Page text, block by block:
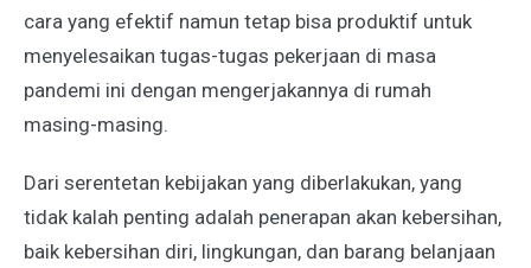
cara yang efektif namun tetap bisa produktif untuk
menyelesaikan tugas-tugas pekerjaan di masa
pandemi ini dengan mengerjakannya di rumah
masing-masing.
Dari serentetan kebijakan yang diberlakukan, yang
tidak kalah penting adalah penerapan akan kebersihan,
baik kebersihan diri, lingkungan, dan barang belanjaan